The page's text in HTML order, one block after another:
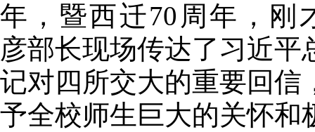
年，暨西迁70周年，刚
彦部长现场传达了习近平
记对四所交大的重要回信
予全校师生巨大的关怀和